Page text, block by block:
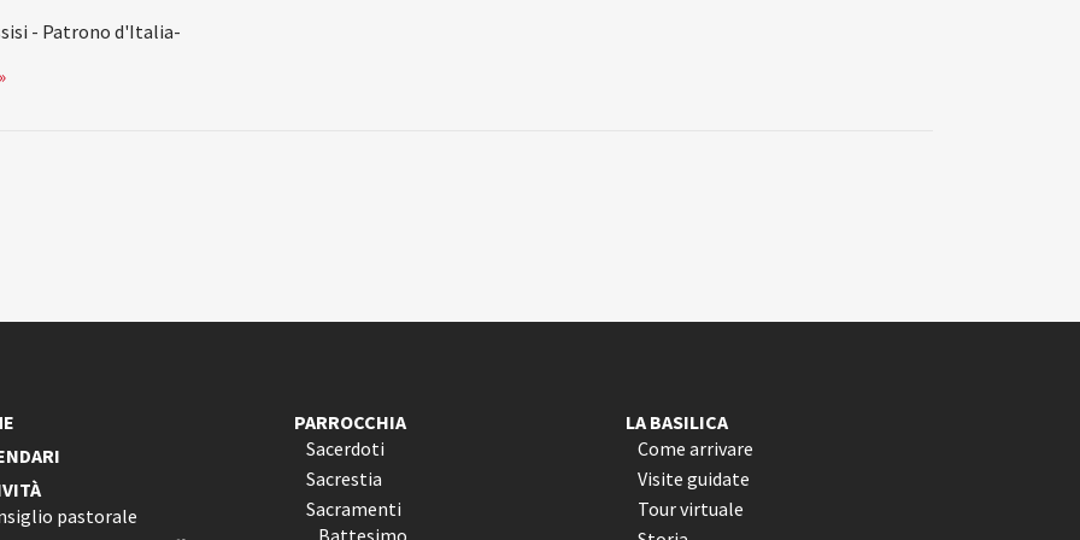
- Patrono d'Italia-
pastorale
PARROCCHIA
Sacerdoti
Sacrestia
Sacramenti
Battesimo
LA BASILICA
Come arrivare
Visite guidate
Tour virtuale